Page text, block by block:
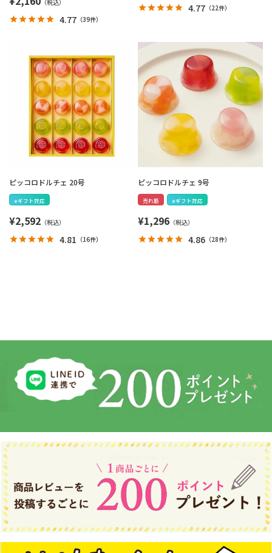
4.77 （39件）
4.77 （22件）
ピッコロドルチェ 20号
eギフト対応
¥2,592
4.81 （16件）
ピッコロドルチェ 9号
売れ筋 eギフト対応
¥1,296
4.86 （28件）